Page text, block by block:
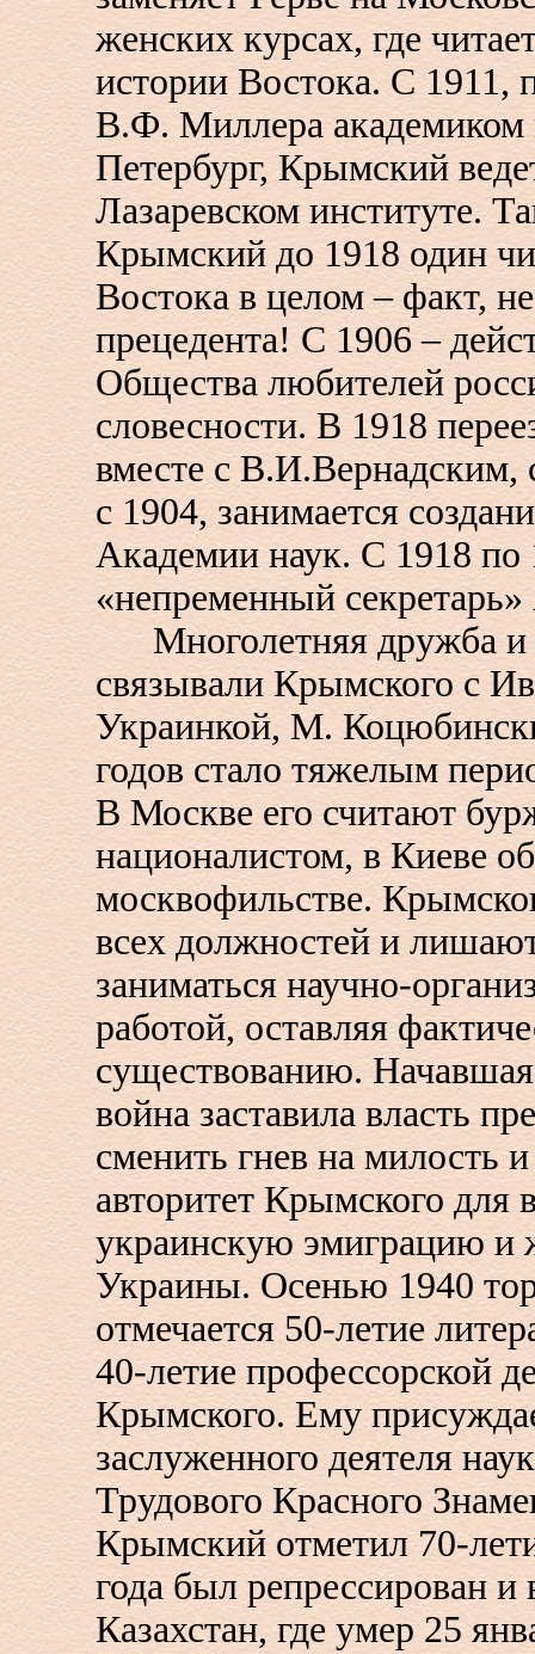
женских курсах, где
истории Востока. С 1911,
В.Ф. Миллера академиком
Петербург, Крымский
Лазаревском институте.
Крымский до 1918 один
Востока в целом – факт,
прецедента! С 1906 –
Общества любителей
словесности. В 1918
вместе с В.И.Вернадским,
с 1904, занимается
Академии наук. С 1918 по
«непременный
Многолетняя дружба и
связывали Крымского с
Украинкой, М.
годов стало тяжелым
В Москве его считают
националистом, в Киеве
москвофильстве.
всех должностей и
заниматься научно-
работой, оставляя
существованию.
война заставила власть
сменить гнев на милость
авторитет Крымского для
украинскую эмиграцию и
Украины. Осенью 1940
отмечается 50-летие
40-летие профессорской
Крымского. Ему
заслуженного деятеля
Трудового Красного
Крымский отметил 70-
года был репрессирован и
Казахстан, где умер 25